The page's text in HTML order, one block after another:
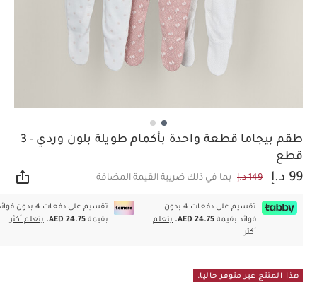
طقم بيجاما قطعة واحدة بأكمام طويلة بلون وردي - 3
قطع
99 د.إ 149 د.إ بما في ذلك ضريبة القيمة المضافة
تقسيم على دفعات 4 بدون
فوائد بقيمة AED 24.75.
يتعلم
أكثر
تقسيم على دفعات 4 بدون
بقيمةAED 24.75. يتعلم أكثر
هذا المنتج غير متوفر حاليا.